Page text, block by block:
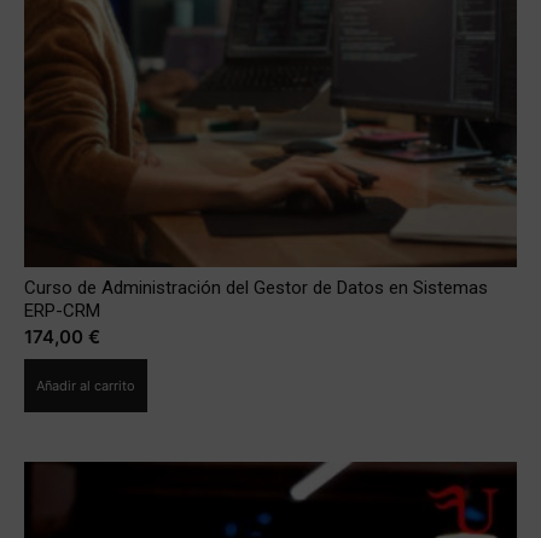
Curso de Administración del Gestor de Datos en Sistemas
ERP-CRM
174,00 €
Añadir al carrito